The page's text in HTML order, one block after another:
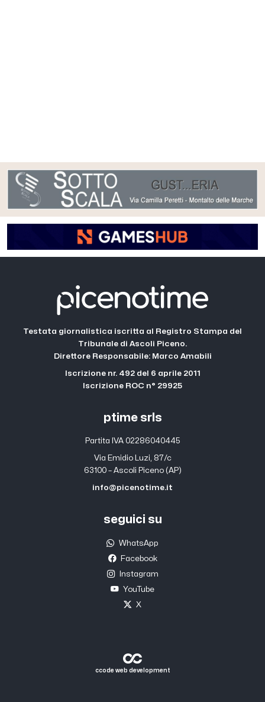
Testata giornalistica iscritta al Registro Stampa del
Tribunale di Ascoli Piceno.
Direttore Responsabile: Marco Amabili
Iscrizione nr. 492 del 6 aprile 2011
Iscrizione ROC n° 29925
ptime srls
Partita IVA 02286040445
Via Emidio Luzi, 87/c
63100 – Ascoli Piceno (AP)
info@picenotime.it
seguici su
WhatsApp
Facebook
Instagram
YouTube
X
ccode web development